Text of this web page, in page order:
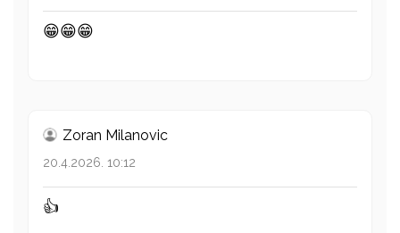
😁😁😁
Zoran Milanovic
20.4.2026. 10:12
👍